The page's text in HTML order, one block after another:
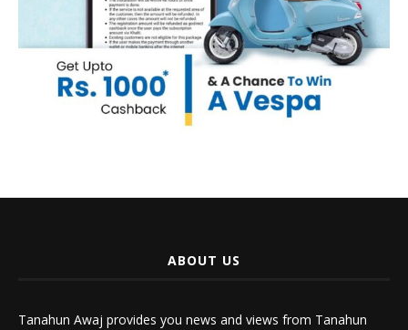
ABOUT US
Tanahun Awaj provides you news and views from Tanahun